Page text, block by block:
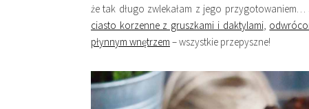
że tak długo zwlekałam z jego
ciasto korzenne z gruszkami i daktylami,
płynnym wnętrzem – wszystkie przepyszne!